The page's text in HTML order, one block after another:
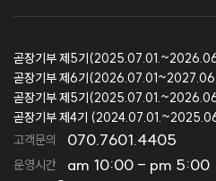
고객문의 070.7601.4405
운영시간 am 10:00 - pm 5:00